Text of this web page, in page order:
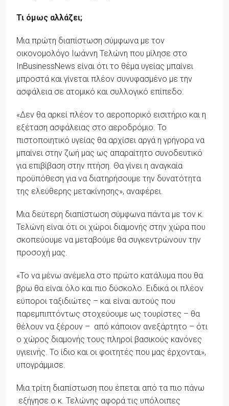
Τι όμως αλλάζει;
Μια πρώτη διαπίστωση σύμφωνα με τον
οικονομολόγο Ιωάννη Τελώνη που μίλησε στο
InBusinessNews είναι ότι το θέμα υγείας μπαίνει
μπροστά και γίνεται πλέον συνυφασμένο με την
ασφάλεια σε ατομικό και συλλογικό επίπεδο.
«Δεν θα αρκεί πλέον το αεροπορικό εισιτήριο και η
εξέταση ασφάλειας στο αεροδρόμιο. Το
πιστοποιητικό υγείας θα αρχίσει αργά η γρήγορα να
μπαίνει στην ζωή μας ως απαραίτητο συνοδευτικό
για επιβίβαση στην πτήση. Θα γίνει η αναγκαία
προϋπόθεση για να διατηρήσουμε την δυνατότητα
της ελεύθερης μετακίνησης», αναφέρει.
Μια δεύτερη διαπίστωση σύμφωνα πάντα με τον κ.
Τελώνη είναι ότι οι χώροι διαμονής στην χώρα που
σκοπεύουμε να μεταβούμε θα συγκεντρώνουν την
προσοχή μας.
«Το να μένω ανέμελα στο πρώτο κατάλυμα που θα
βρω θα είναι όλο και πιο δύσκολο. Ειδικά οι πλέον
εύποροι ταξιδιώτες – και είναι αυτούς που
παρεμπιπτόντως στοχεύουμε ως τουρίστες – θα
θέλουν να ξέρουν – από κάποιον ανεξάρτητο – ότι
ο χώρος διαμονής τους πληροί βασικούς κανόνες
υγιεινής. Το ίδιο και οι φοιτητές που μας έρχονται»,
υπογράμμισε.
Μια τρίτη διαπίστωση που έπεται από τα πιο πάνω
εξήγησε ο κ. Τελώνης αφορά τις υπόλοιπες